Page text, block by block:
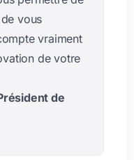
vous
vraiment
de votre
de